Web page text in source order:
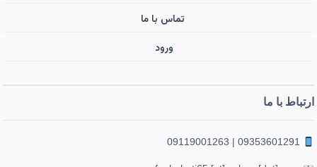
تماس با ما
ورود ‌
ارتباط با ما